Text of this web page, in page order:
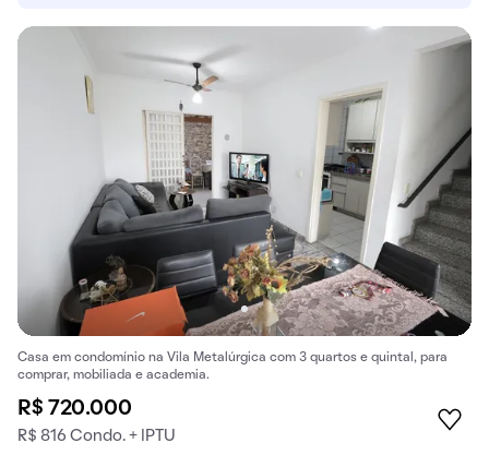
Casa em condomínio na Vila Metalúrgica com 3 quartos e quintal, para
comprar, mobiliada e academia.
R$ 720.000
R$ 816 Condo. + IPTU